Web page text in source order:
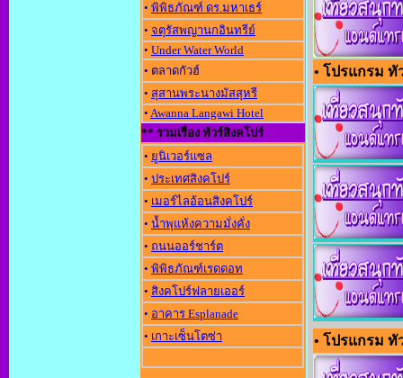
• พิพิธภัณฑ์ ดร.มหาเธร์
• จตุรัสพญานกอินทรีย์
• Under Water World
• ตลาดกัวฮ์
• สุสานพระนางมัสสุหรี
• Awanna Langawi Hotel
** รวมเรื่อง ทัวร์สิงคโปร์
• ยูนิเวอร์แซล
• ประเทศสิงคโปร์
• เมอร์ไลอ้อนสิงคโปร์
• น้ำพุแห้งความมั่งคั่ง
• ถนนออร์ชาร์ต
• พิพิธภัณฑ์เรดดอท
• สิงคโปร์ฟลายเออร์
• อาคาร Esplanade
• เกาะเซ็นโตซ่า
• โปรแกรม ทั
• โปรแกรม ทั